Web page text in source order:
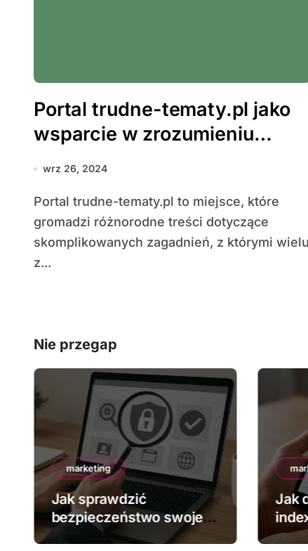
Portal trudne-tematy.pl jako
wsparcie w zrozumieniu
skomplikowanych zagadnień
wrz 26, 2024
Portal trudne-tematy.pl to miejsce, które
gromadzi różnorodne treści dotyczące
skomplikowanych zagadnień, z którymi wielu
z...
Nie przegap
marketing
Jak sprawdzić
bezpieczeństwo swojej
strony
Jak